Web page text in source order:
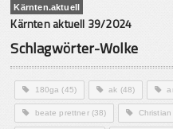
Kärnten.aktuell
Kärnten aktuell 39/2024
Schlagwörter-Wolke
180ga (45) ak (48)
beate prettner(38)